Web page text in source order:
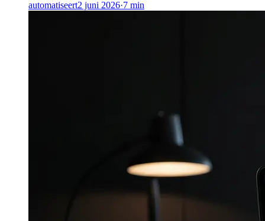
automatiseert2 juni 2026·7 min